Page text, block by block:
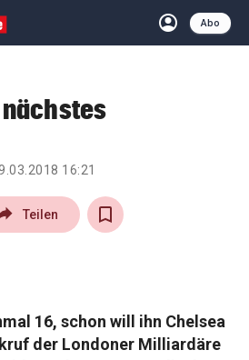
account_circle
Anmelden
Abo
close Schließen
arrow_right
16:21
Teilen
16, schon will ihn Chelsea
der Londoner Milliardäre